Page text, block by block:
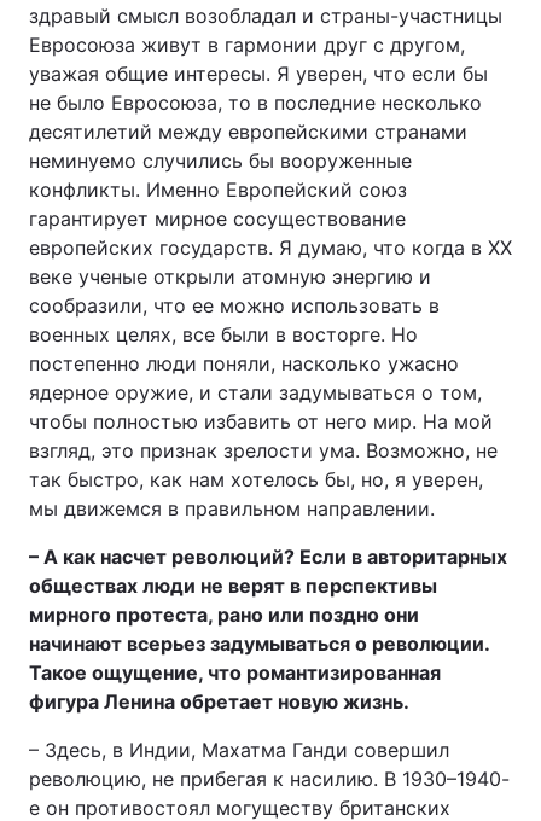
здравый смысл возобладал и страны-участницы
Евросоюза живут в гармонии друг с другом,
уважая общие интересы. Я уверен, что если бы
не было Евросоюза, то в последние несколько
десятилетий между европейскими странами
неминуемо случились бы вооруженные
конфликты. Именно Европейский союз
гарантирует мирное сосуществование
европейских государств. Я думаю, что когда в XX
веке ученые открыли атомную энергию и
сообразили, что ее можно использовать в
военных целях, все были в восторге. Но
постепенно люди поняли, насколько ужасно
ядерное оружие, и стали задумываться о том,
чтобы полностью избавить от него мир. На мой
взгляд, это признак зрелости ума. Возможно, не
так быстро, как нам хотелось бы, но, я уверен,
мы движемся в правильном направлении.
– А как насчет революций? Если в авторитарных
обществах люди не верят в перспективы
мирного протеста, рано или поздно они
начинают всерьез задумываться о революции.
Такое ощущение, что романтизированная
фигура Ленина обретает новую жизнь.
– Здесь, в Индии, Махатма Ганди совершил
революцию, не прибегая к насилию. В 1930–1940-
е он противостоял могуществу британских